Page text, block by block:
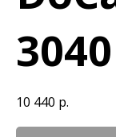
10 440 р.